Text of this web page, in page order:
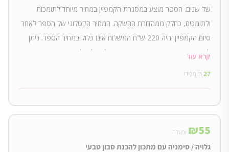
של שנים. הספר מוצע במסגרת הקמפיין במחיר מיוחד לתומכות
ולתומכים, כחלק ממהדורת ההשקה. המחיר הקטלוגי של הספר לאחר
סיום הקמפיין יהיה 220 ש"ח המשלוח אינו כלול במחיר הספר. ניתן
לאסוף את הספר עצמאית מרמת גן. למשלוח לנקודת מסירה- יש
קרא עוד
27 תומכים
₪55 ומעלה
גלויה / סימניה עם מתכון להכנת סבון טבעי